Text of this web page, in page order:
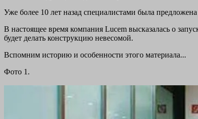
Уже более 10 лет назад специалистами была
В настоящее время компания Lucem высказалась о
будет делать конструкцию невесомой.
Вспомним историю и особенности этого материала...
Фото 1.